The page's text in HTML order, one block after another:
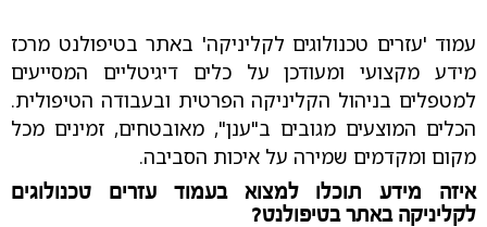
עמוד 'עזרים טכנולוגים לקליניקה' באתר בטיפולנט מרכז
מידע מקצועי ומעודכן על כלים דיגיטליים המסייעים
למטפלים בניהול הקליניקה הפרטית ובעבודה הטיפולית.
הכלים המוצעים מגובים ב"ענן", מאובטחים, זמינים מכל
מקום ומקדמים שמירה על איכות הסביבה.
איזה מידע תוכלו למצוא בעמוד עזרים טכנולוגים
לקליניקה באתר בטיפולנט?